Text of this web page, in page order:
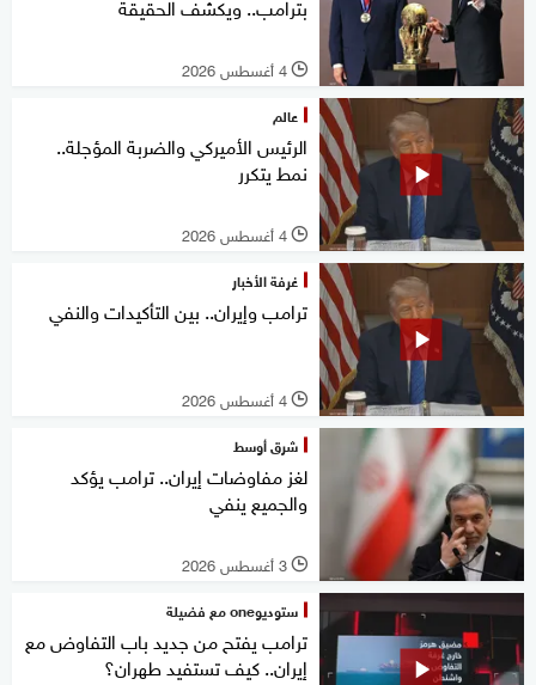
l 4 أغسطس 2026
عالم
الرئيس الأميركي والضربة المؤجلة..
نمط يتكرر
l 4 أغسطس 2026
غرفة الأخبار
ترامب وإيران.. بين التأكيدات والنفي
l 4 أغسطس 2026
شرق أوسط
لغز مفاوضات إيران.. ترامب يؤكد
والجميع ينفي
l 3 أغسطس 2026
ستوديوone مع فضيلة
ترامب يفتح من جديد باب التفاوض مع
إيران.. كيف تستفيد طهران؟